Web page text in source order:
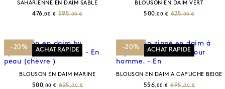
SAHARIENNE EN DAIM SABLE
476 ,00 € 595,00 €
BLOUSON EN DAIM VERT
500 ,00 € 625,00 €
-20% ACHAT RAPIDE
BLOUSON EN DAIM MARINE
500,00 € 625,00 €
-20% ACHAT RAPIDE
BLOUSON EN DAIM A CAPUCHE BEIGE
556,00 € 695,00 €